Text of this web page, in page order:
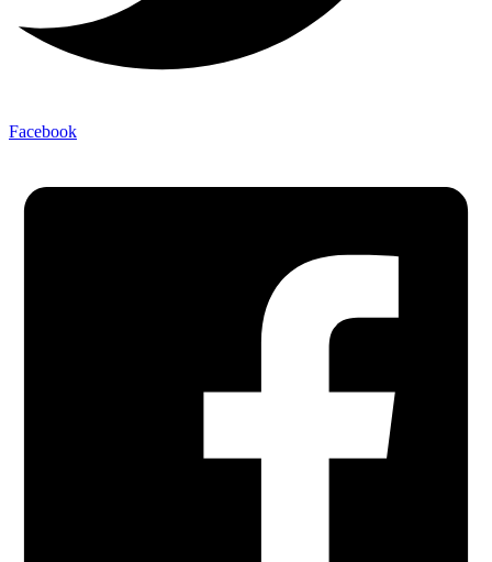
Facebook